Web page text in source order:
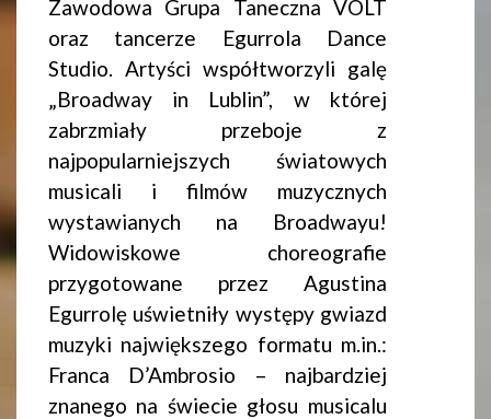
Zawodowa Grupa Taneczna VOLT
oraz tancerze Egurrola Dance
Studio. Artyści współtworzyli galę
„Broadway in Lublin”, w której
zabrzmiały przeboje z
najpopularniejszych światowych
musicali i filmów muzycznych
wystawianych na Broadwayu!
Widowiskowe choreografie
przygotowane przez Agustina
Egurrolę uświetniły występy gwiazd
muzyki największego formatu m.in.:
Franca D’Ambrosio – najbardziej
znanego na świecie głosu musicalu